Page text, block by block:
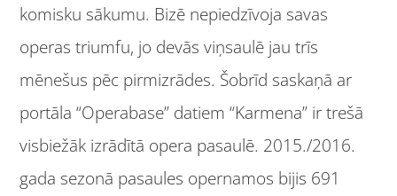
komisku sākumu. Bizē nepiedzīvoja savas
operas triumfu, jo devās viņsaulē jau trīs
mēnešus pēc pirmizrādes. Šobrīd saskaņā ar
portāla “Operabase” datiem “Karmena” ir trešā
visbiežāk izrādītā opera pasaulē. 2015./2016.
gada sezonā pasaules opernamos bijis 691